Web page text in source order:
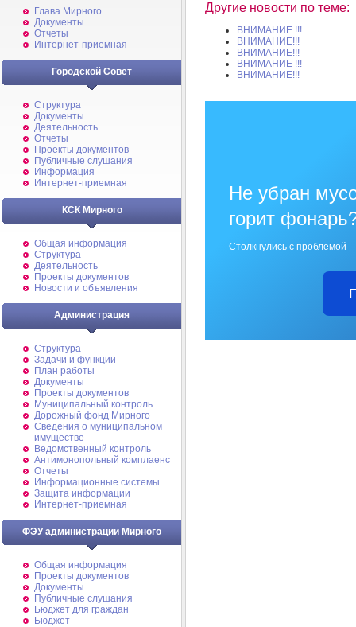
Глава Мирного
Документы
Отчеты
Интернет-приемная
Городской Совет
Структура
Документы
Деятельность
Отчеты
Проекты документов
Публичные слушания
Информация
Интернет-приемная
КСК Мирного
Общая информация
Структура
Деятельность
Проекты документов
Новости и объявления
Администрация
Структура
Задачи и функции
План работы
Документы
Проекты документов
Муниципальный контроль
Дорожный фонд Мирного
Cведения о муниципальном
имуществе
Ведомственный контроль
Антимонопольный комплаенс
Отчеты
Информационные системы
Защита информации
Интернет-приемная
ФЭУ администрации Мирного
Общая информация
Проекты документов
Документы
Публичные слушания
Бюджет для граждан
Бюджет
Другие новости по теме:
ВНИМАНИЕ !!!
ВНИМАНИЕ!!!
ВНИМАНИЕ!!!
ВНИМАНИЕ !!!
ВНИМАНИЕ!!!
Не убран
горит
Столкнулись с проблемой